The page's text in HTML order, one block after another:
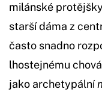
milánské
starší dáma z
často snadno
lhostejnému
jako archetypální